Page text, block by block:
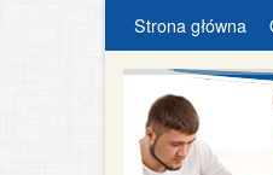
Strona główna